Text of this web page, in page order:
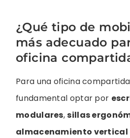
¿Qué tipo de
más adecuado
oficina
Para una oficina
fundamental optar por
modulares,sillas
almacenamiento vertical